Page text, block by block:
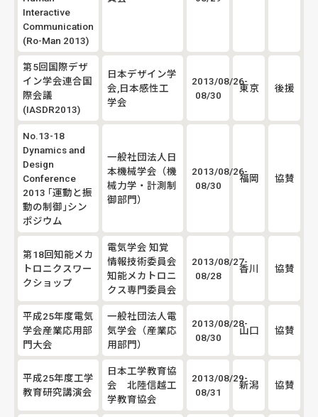
Interactive
Communication
(Ro-Man 2013)
第5回国際デザ
イン学会連合国
際会議
(IASDR2013)
日本デザイン学
会,日本感性工
学会
2013/08/26-
08/30
東京 後援
No.13-18
Dynamics and
Design
Conference
2013 ｢運動と振
動の制御｣シン
ポジウム
一般社団法人日
本機械学会（機
械力学・計測制
御部門）
2013/08/26-
08/30
福岡 協賛
第18回知能メカ
トロニクスワー
クショップ
電気学会 知覚
情報技術委員会
知能メカトロニ
クス専門委員会
2013/08/27-
08/28
香川 協賛
平成25年度電気
学会産業応用部
門大会
一般社団法人電
気学会（産業応
用部門）
2013/08/28-
08/30
山口 協賛
平成25年度工学
教育研究講演会
日本工学教育協
会 北陸信越工
学教育協会
2013/08/29-
08/31
新潟 協賛